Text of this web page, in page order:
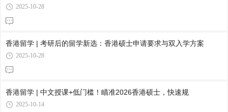
2025-10-28
香港留学 | 考研后的留学新选：香港硕士申请要求与双入学方案
2025-10-28
香港留学 | 中文授课+低门槛！瞄准2026香港硕士，快速规
2025-10-14